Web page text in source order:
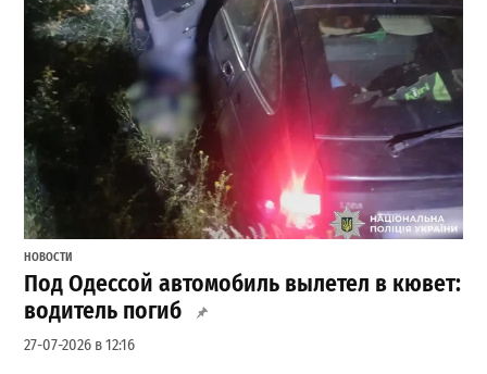
НОВОСТИ
Под Одессой автомобиль вылетел в кювет:
водитель погиб
27-07-2026 в 12:16